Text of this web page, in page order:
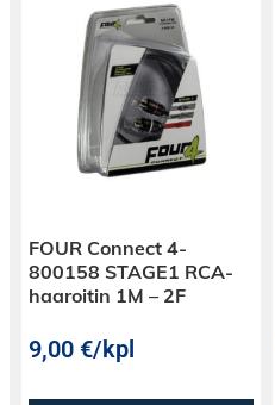
FOUR Connect 4-
800158 STAGE1 RCA-
haaroitin 1M – 2F
9,00€/kpl